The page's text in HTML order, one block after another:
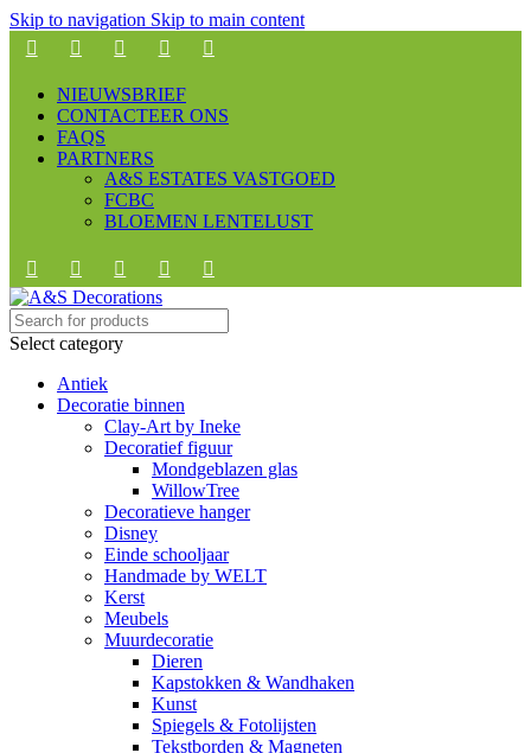
Skip to navigation Skip to main content
NIEUWSBRIEF
CONTACTEER ONS
FAQS
PARTNERS
A&S ESTATES VASTGOED
FCBC
BLOEMEN LENTELUST
Select category
Antiek
Decoratie binnen
Clay-Art by Ineke
Decoratief figuur
Mondgeblazen glas
WillowTree
Decoratieve hanger
Disney
Einde schooljaar
Handmade by WELT
Kerst
Meubels
Muurdecoratie
Dieren
Kapstokken & Wandhaken
Kunst
Spiegels & Fotolijsten
Tekstborden & Magneten